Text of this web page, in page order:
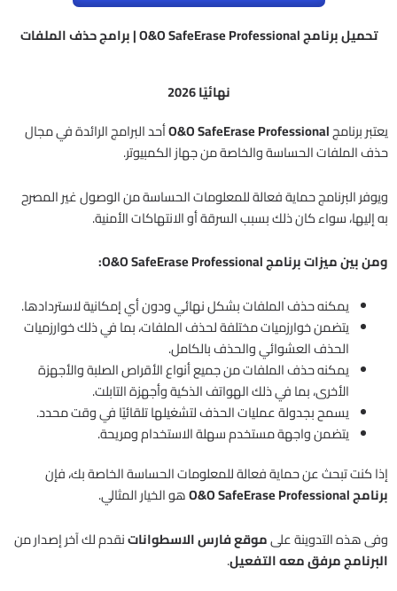
تحميل برنامج O&O SafeErase Professional | برامج حذف الملفات
نهائيًا 2026
يعتبر برنامجO&O SafeErase Professionalأحد البرامج الرائدة في مجال
حذف الملفات الحساسة والخاصة من جهاز الكمبيوتر.
ويوفر البرنامج حماية فعالة للمعلومات الحساسة من الوصول غير المصرح
به إليها، سواء كان ذلك بسبب السرقة أو الانتهاكات الأمنية.
ومن بين ميزات برنامج O&O SafeErase Professional:
يمكنه حذف الملفات بشكل نهائي ودون أي إمكانية لاستردادها.
يتضمن خوارزميات مختلفة لحذف الملفات، بما في ذلك خوارزميات
الحذف العشوائي والحذف بالكامل.
يمكنه حذف الملفات من جميع أنواع الأقراص الصلبة والأجهزة
الأخرى، بما في ذلك الهواتف الذكية وأجهزة التابلت.
يسمح بجدولة عمليات الحذف لتشغيلها تلقائيًا في وقت محدد.
يتضمن واجهة مستخدم سهلة الاستخدام ومريحة.
إذا كنت تبحث عن حماية فعالة للمعلومات الحساسة الخاصة بك، فإن
برنامج O&O SafeErase Professional
هو الخيار المثالي.
وفى هذه التدوينة علىموقع فارس الاسطواناتنقدم لك آخر إصدار من
البرنامج مرفق معه التفعيل.